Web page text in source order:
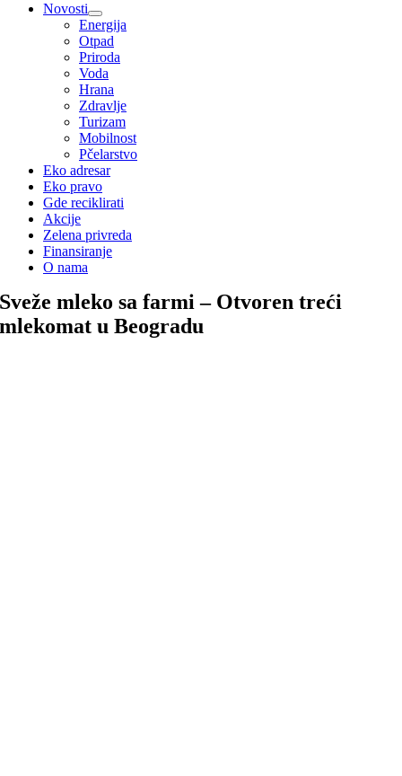
Novosti
Energija
Otpad
Priroda
Voda
Hrana
Zdravlje
Turizam
Mobilnost
Pčelarstvo
Eko adresar
Eko pravo
Gde reciklirati
Akcije
Zelena privreda
Finansiranje
O nama
Sveže mleko sa farmi – Otvoren treći
mlekomat u Beogradu